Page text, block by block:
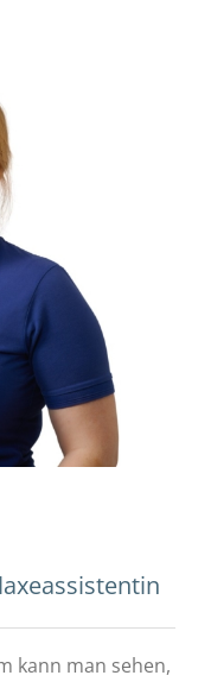
kann man sehen,